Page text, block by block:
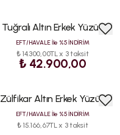
Tuğralı Altın Erkek Yüzük
EFT/HAVALE İle %5 İNDİRİM
₺ 14.300,00TL x 3 taksit
₺ 42.900,00
Zülfikar Altın Erkek Yüzük
EFT/HAVALE İle %5 İNDİRİM
₺ 15.166,67TL x 3 taksit